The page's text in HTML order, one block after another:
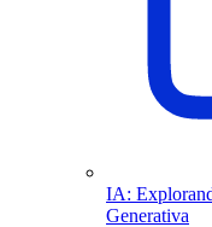
IA:
Generativa